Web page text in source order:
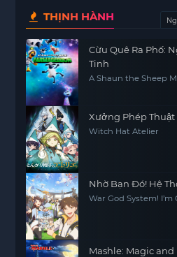
THỊNH HÀNH
Cừu Quê Ra Phố:
Tinh
A Shaun the Sheep
Xưởng Phép Thuật
Witch Hat Atelier
Nhờ Bạn Đó! Hệ
War God System!
Mashle: Magic and